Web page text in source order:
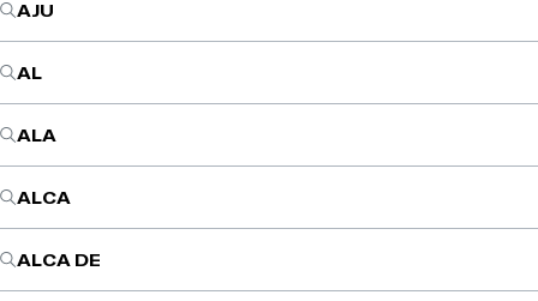
AJU
AL
ALA
ALCA
ALCA DE